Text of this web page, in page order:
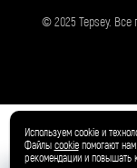
🛍️ Магазин
Товар
© 2025 Tepsey.
Используем cookie и
Файлы cookieпомогают нам
рекомендации и повышать